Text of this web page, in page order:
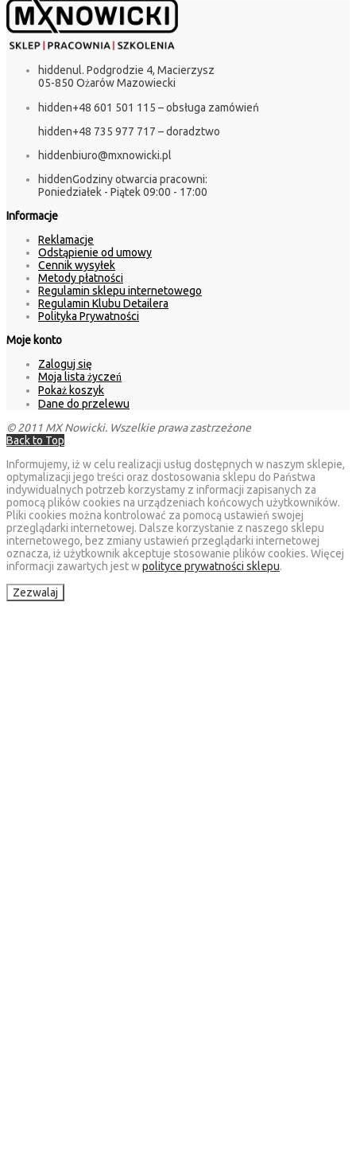
hiddenul. Podgrodzie 4, Macierzysz
05-850 Ożarów Mazowiecki
hidden+48 601 501 115 – obsługa zamówień
hidden+48 735 977 717 – doradztwo
hiddenbiuro@mxnowicki.pl
hiddenGodziny otwarcia pracowni:
Poniedziałek - Piątek 09:00 - 17:00
Informacje
Reklamacje
Odstąpienie od umowy
Cennik wysyłek
Metody płatności
Regulamin sklepu internetowego
Regulamin Klubu Detailera
Polityka Prywatności
Moje konto
Zaloguj się
Moja lista życzeń
Pokaż koszyk
Dane do przelewu
© 2011 MX Nowicki. Wszelkie prawa zastrzeżone
Back to Top
Informujemy, iż w celu realizacji usług dostępnych w naszym sklepie,
optymalizacji jego treści oraz dostosowania sklepu do Państwa
indywidualnych potrzeb korzystamy z informacji zapisanych za
pomocą plików cookies na urządzeniach końcowych użytkowników.
Pliki cookies można kontrolować za pomocą ustawień swojej
przeglądarki internetowej. Dalsze korzystanie z naszego sklepu
internetowego, bez zmiany ustawień przeglądarki internetowej
oznacza, iż użytkownik akceptuje stosowanie plików cookies. Więcej
informacji zawartych jest wpolityce prywatności sklepu.
Zezwalaj